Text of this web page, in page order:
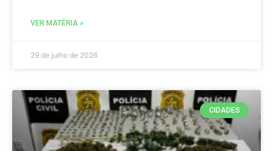
VER MATÉRIA »
29 de julho de 2026
CIDADES